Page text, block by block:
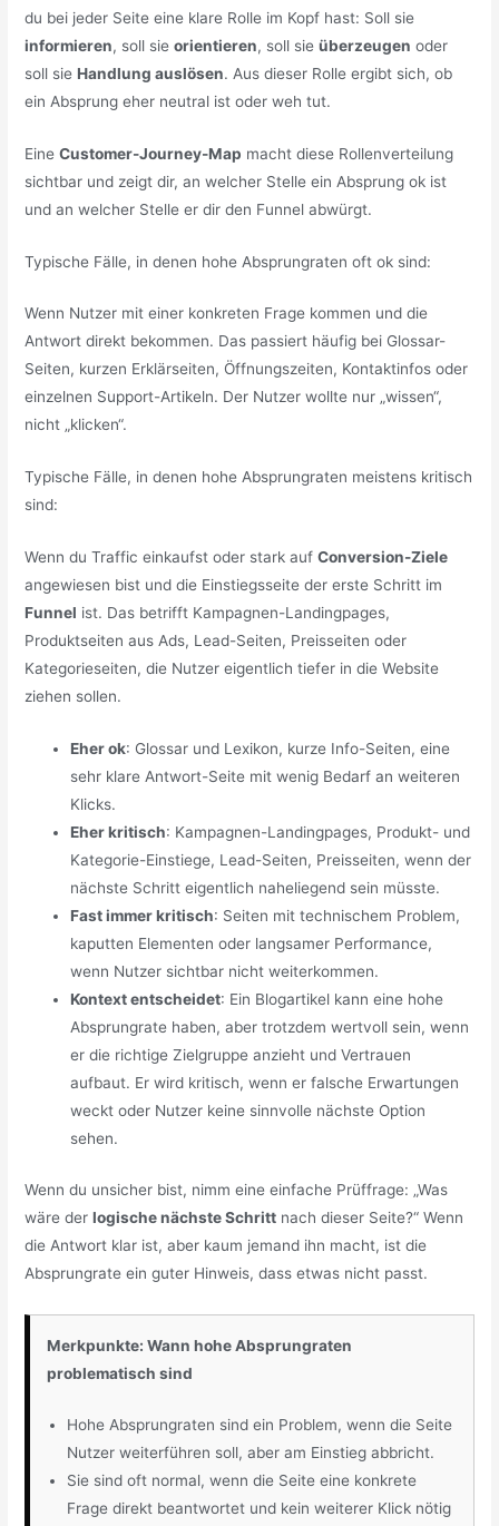
du bei jeder Seite eine klare Rolle im Kopf hast: Soll sie
informieren, soll sieorientieren, soll sieüberzeugen oder
soll sieHandlung auslösen. Aus dieser Rolle ergibt sich, ob
ein Absprung eher neutral ist oder weh tut.
EineCustomer-Journey-Map macht diese Rollenverteilung
sichtbar und zeigt dir, an welcher Stelle ein Absprung ok ist
und an welcher Stelle er dir den Funnel abwürgt.
Typische Fälle, in denen hohe Absprungraten oft ok sind:
Wenn Nutzer mit einer konkreten Frage kommen und die
Antwort direkt bekommen. Das passiert häufig bei Glossar-
Seiten, kurzen Erklärseiten, Öffnungszeiten, Kontaktinfos oder
einzelnen Support-Artikeln. Der Nutzer wollte nur „wissen“,
nicht „klicken“.
Typische Fälle, in denen hohe Absprungraten meistens kritisch
sind:
Wenn du Traffic einkaufst oder stark aufConversion-Ziele
angewiesen bist und die Einstiegsseite der erste Schritt im
Funnel ist. Das betrifft Kampagnen-Landingpages,
Produktseiten aus Ads, Lead-Seiten, Preisseiten oder
Kategorieseiten, die Nutzer eigentlich tiefer in die Website
ziehen sollen.
Eher ok: Glossar und Lexikon, kurze Info-Seiten, eine
sehr klare Antwort-Seite mit wenig Bedarf an weiteren
Klicks.
Eher kritisch: Kampagnen-Landingpages, Produkt- und
Kategorie-Einstiege, Lead-Seiten, Preisseiten, wenn der
nächste Schritt eigentlich naheliegend sein müsste.
Fast immer kritisch: Seiten mit technischem Problem,
kaputten Elementen oder langsamer Performance,
wenn Nutzer sichtbar nicht weiterkommen.
Kontext entscheidet: Ein Blogartikel kann eine hohe
Absprungrate haben, aber trotzdem wertvoll sein, wenn
er die richtige Zielgruppe anzieht und Vertrauen
aufbaut. Er wird kritisch, wenn er falsche Erwartungen
weckt oder Nutzer keine sinnvolle nächste Option
sehen.
Wenn du unsicher bist, nimm eine einfache Prüffrage: „Was
wäre derlogische nächste Schritt nach dieser Seite?“ Wenn
die Antwort klar ist, aber kaum jemand ihn macht, ist die
Absprungrate ein guter Hinweis, dass etwas nicht passt.
Merkpunkte: Wann hohe Absprungraten
problematisch sind
Hohe Absprungraten sind ein Problem, wenn die Seite
Nutzer weiterführen soll, aber am Einstieg abbricht.
Sie sind oft normal, wenn die Seite eine konkrete
Frage direkt beantwortet und kein weiterer Klick nötig